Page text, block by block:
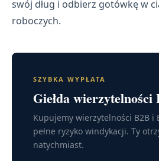
swój dług i odbierz gotówkę w
roboczych.
SZYBKA WYPŁATA
Giełda wierzytelności
Kupujemy wierzytelności B2B i
pełne ryzyko windykacji. Ty
natychmiast.